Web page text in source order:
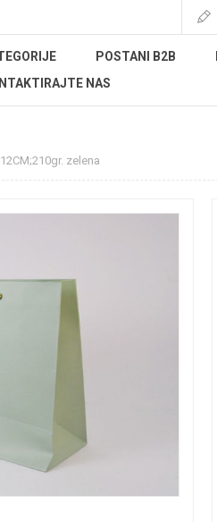
POSTANI B2B
NAS
zelena